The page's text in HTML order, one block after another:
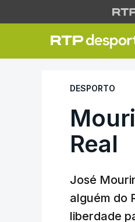
DESPORTO
Real
José
alguém do
liberdade